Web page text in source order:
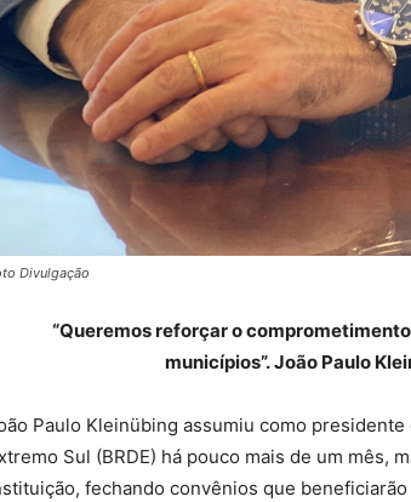
Divulgação
“Queremos reforçar o
municípios”. João Paulo
Paulo Kleinübing assumiu como
Sul (BRDE) há pouco mais de um mês,
fechando convênios que